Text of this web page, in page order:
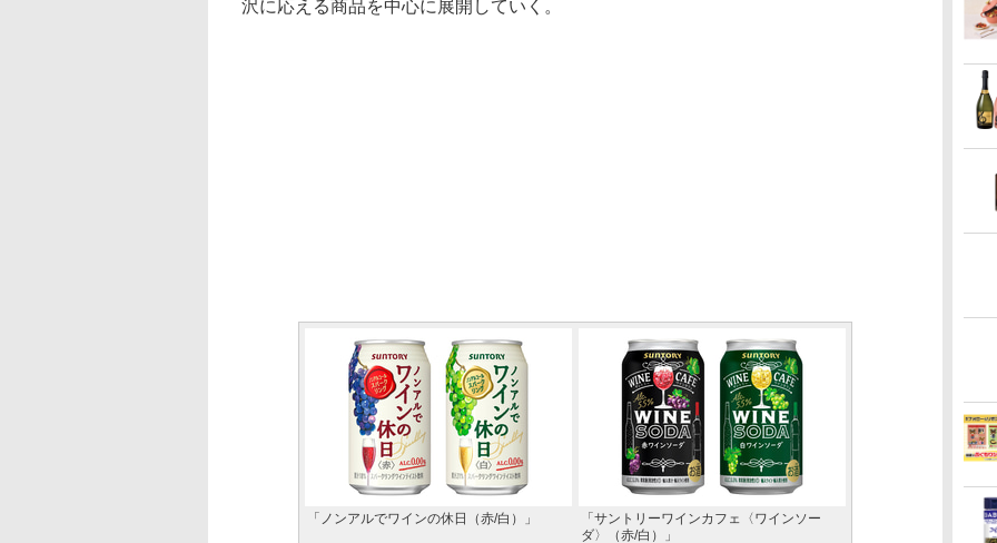
沢に応える商品を中心に展開していく。
「ノンアルでワインの休日（赤/白）」
「サントリーワインカフェ〈ワインソー
ダ〉（赤/白）」